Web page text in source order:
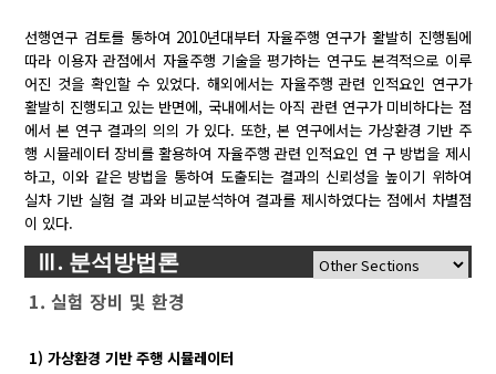
선행연구 검토를 통하여 2010년대부터 자율주행 연구가 활발히 진행됨에
따라 이용자 관점에서 자율주행 기술을 평가하는 연구도 본격적으로 이루
어진 것을 확인할 수 있었다. 해외에서는 자율주행 관련 인적요인 연구가
활발히 진행되고 있는 반면에, 국내에서는 아직 관련 연구가 미비하다는 점
에서 본 연구 결과의 의의 가 있다. 또한, 본 연구에서는 가상환경 기반 주
행 시뮬레이터 장비를 활용하여 자율주행 관련 인적요인 연 구 방법을 제시
하고, 이와 같은 방법을 통하여 도출되는 결과의 신뢰성을 높이기 위하여
실차 기반 실험 결 과와 비교분석하여 결과를 제시하였다는 점에서 차별점
이 있다.
Ⅲ. 분석방법론
1. 실험 장비 및 환경
1) 가상환경 기반 주행 시뮬레이터